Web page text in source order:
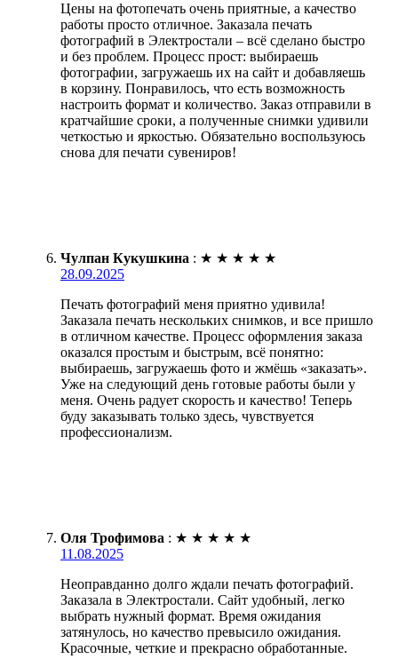
Цены на фотопечать очень приятные, а качество
работы просто отличное. Заказала печать
фотографий в Электростали – всё сделано быстро
и без проблем. Процесс прост: выбираешь
фотографии, загружаешь их на сайт и добавляешь
в корзину. Понравилось, что есть возможность
настроить формат и количество. Заказ отправили в
кратчайшие сроки, а полученные снимки удивили
четкостью и яркостью. Обязательно воспользуюсь
снова для печати сувениров!
Чулпан Кукушкина : ★ ★ ★ ★ ★
28.09.2025
Печать фотографий меня приятно удивила!
Заказала печать нескольких снимков, и все пришло
в отличном качестве. Процесс оформления заказа
оказался простым и быстрым, всё понятно:
выбираешь, загружаешь фото и жмёшь «заказать».
Уже на следующий день готовые работы были у
меня. Очень радует скорость и качество! Теперь
буду заказывать только здесь, чувствуется
профессионализм.
Оля Трофимова : ★ ★ ★ ★ ★
11.08.2025
Неоправданно долго ждали печать фотографий.
Заказала в Электростали. Сайт удобный, легко
выбрать нужный формат. Время ожидания
затянулось, но качество превысило ожидания.
Красочные, четкие и прекрасно обработанные.